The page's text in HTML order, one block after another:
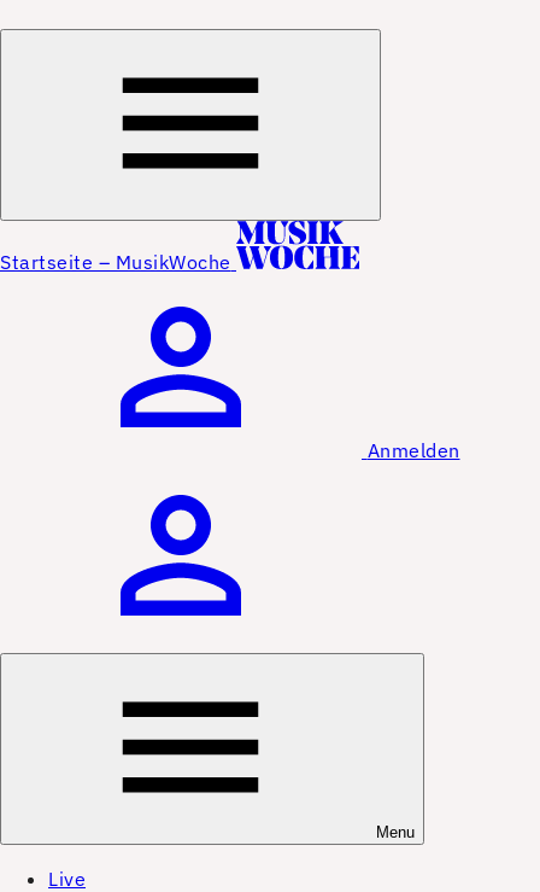
Startseite – MusikWoche
Anmelden
Menu
Live